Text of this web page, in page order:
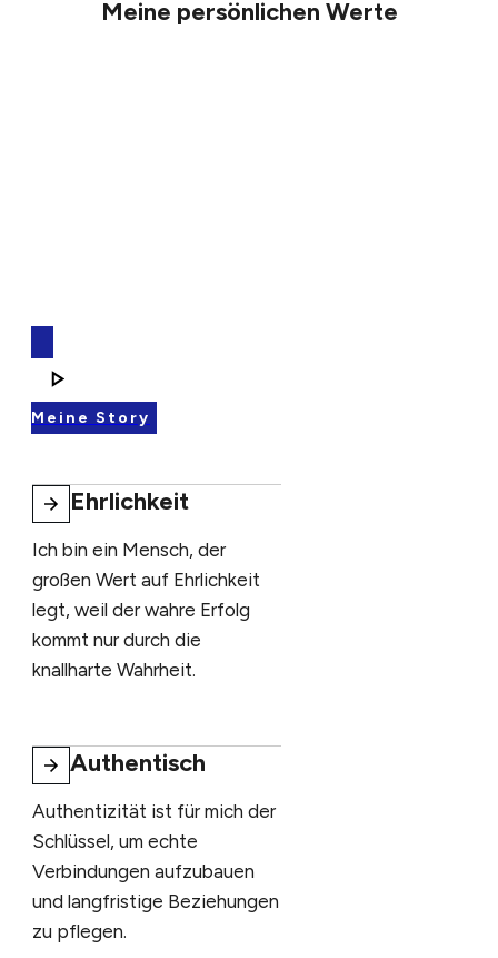
Meine persönlichen Werte
Meine Story
Ehrlichkeit
Ich bin ein Mensch, der
großen Wert auf Ehrlichkeit
legt, weil der wahre Erfolg
kommt nur durch die
knallharte Wahrheit.
Authentisch
Authentizität ist für mich der
Schlüssel, um echte
Verbindungen aufzubauen
und langfristige Beziehungen
zu pflegen.